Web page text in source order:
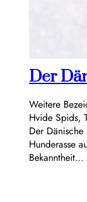
Der
Weitere
Hvide Spids,
Der
Hunderasse
Bekanntheit…